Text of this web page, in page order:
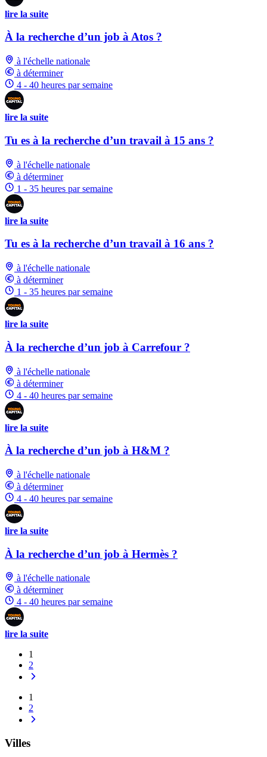
lire la suite
À la recherche d’un job à Atos ?
à l'échelle nationale
à déterminer
4 - 40 heures par semaine
lire la suite
Tu es à la recherche d’un travail à 15 ans ?
à l'échelle nationale
à déterminer
1 - 35 heures par semaine
lire la suite
Tu es à la recherche d’un travail à 16 ans ?
à l'échelle nationale
à déterminer
1 - 35 heures par semaine
lire la suite
À la recherche d’un job à Carrefour ?
à l'échelle nationale
à déterminer
4 - 40 heures par semaine
lire la suite
À la recherche d’un job à H&M ?
à l'échelle nationale
à déterminer
4 - 40 heures par semaine
lire la suite
À la recherche d’un job à Hermès ?
à l'échelle nationale
à déterminer
4 - 40 heures par semaine
lire la suite
1
2
1
2
Villes